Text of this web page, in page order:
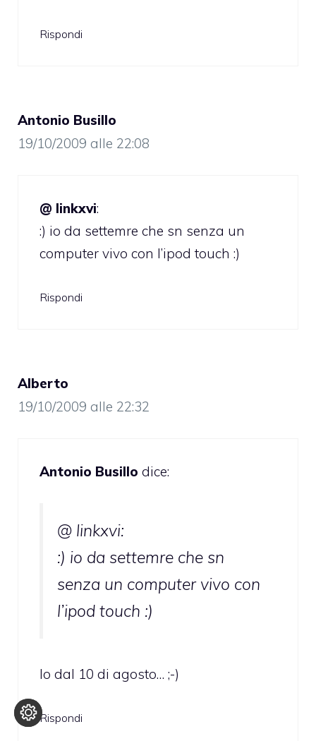
Rispondi
Antonio Busillo
19/10/2009 alle 22:08
@ linkxvi:
:) io da settemre che sn senza un
computer vivo con l’ipod touch :)
Rispondi
Alberto
19/10/2009 alle 22:32
Antonio Busillo dice:
@ linkxvi:
:) io da settemre che sn
senza un computer vivo con
l’ipod touch :)
Io dal 10 di agosto… ;-)
Rispondi